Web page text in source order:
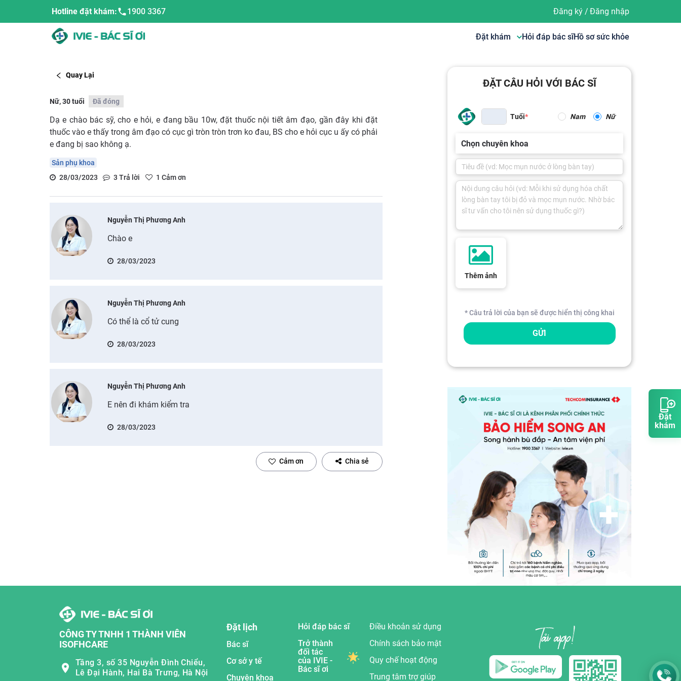
Đặt
khám
Hotline đặt khám: 1900 3367 Đăng ký/ Đăng nhập
Đặt khám Hỏi đáp bác sĩHồ sơ sức khỏe
Quay Lại
Nữ, 30 tuổi Đã đóng
Dạ e chào bác sỹ, cho e hỏi, e đang bầu 10w, đặt thuốc nội tiết âm đạo, gần đây khi đặt
thuốc vào e thấy trong âm đạo có cục gì tròn tròn trơn ko đau, BS cho e hỏi cục u ấy có phải
e đang bị sao không ạ.
Sản phụ khoa
28/03/2023
3 Trả lời 1 Cảm ơn
Nguyễn Thị Phương Anh
Chào e
28/03/2023
Nguyễn Thị Phương Anh
Có thể là cổ tử cung
28/03/2023
Nguyễn Thị Phương Anh
E nên đi khám kiểm tra
28/03/2023
Cảm ơn Chia sẻ
ĐẶT CÂU HỎI VỚI BÁC SĨ
Tuổi Nam Nữ
Chọn chuyên khoa
Thêm ảnh
* Câu trả lời của bạn sẽ được hiển thị công khai
GỬI
CÔNG TY TNHH 1 THÀNH VIÊN
ISOFHCARE
Tầng 3, số 35 Nguyễn Đình Chiểu,
Lê Đại Hành, Hai Bà Trưng, Hà Nội
Đặt lịch
Bác sĩ
Cơ sở y tế
Chuyên khoa
Hỏi đáp bác sĩ
Trở thành
đối tác
của IVIE -
Bác sĩ ơi
Điều khoản sử dụng
Chính sách bảo mật
Quy chế hoạt động
Trung tâm trợ giúp